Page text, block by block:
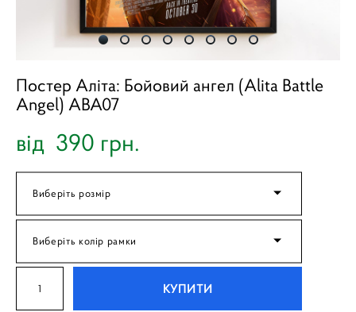
Постер Аліта: Бойовий ангел (Alita Battle
Angel) ABA07
від 390 грн.
Виберіть розмір
Виберіть колір рамки
КУПИТИ